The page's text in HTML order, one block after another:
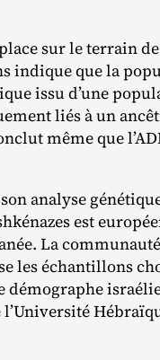
sur le terrain
indique que la
issu d’une
liés à un
même que
analyse
est
La
les échantillons
démographe